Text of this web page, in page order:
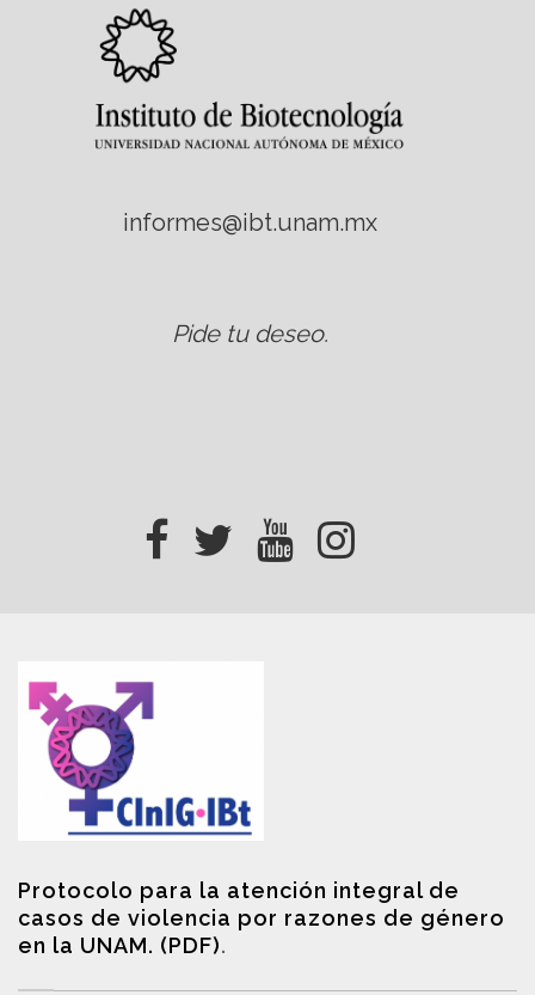
informes@ibt.unam.mx
Pide tu deseo.
Protocolo para la atención integral de
casos de violencia por razones de género
en la UNAM. (PDF).